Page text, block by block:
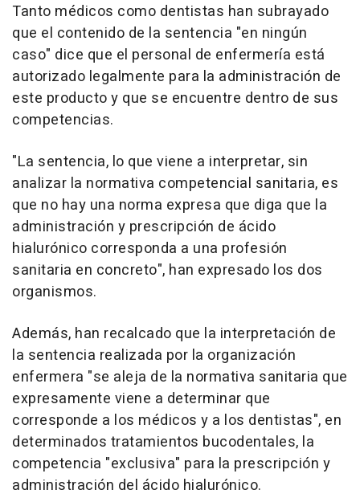
Tanto médicos como dentistas han subrayado
que el contenido de la sentencia "en ningún
caso" dice que el personal de enfermería está
autorizado legalmente para la administración de
este producto y que se encuentre dentro de sus
competencias.
"La sentencia, lo que viene a interpretar, sin
analizar la normativa competencial sanitaria, es
que no hay una norma expresa que diga que la
administración y prescripción de ácido
hialurónico corresponda a una profesión
sanitaria en concreto", han expresado los dos
organismos.
Además, han recalcado que la interpretación de
la sentencia realizada por la organización
enfermera "se aleja de la normativa sanitaria que
expresamente viene a determinar que
corresponde a los médicos y a los dentistas", en
determinados tratamientos bucodentales, la
competencia "exclusiva" para la prescripción y
administración del ácido hialurónico.